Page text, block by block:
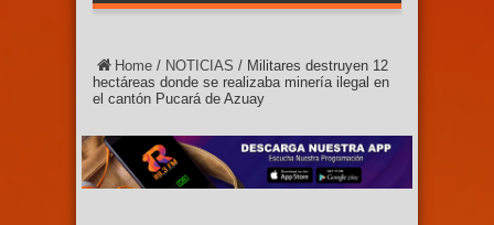
Home / NOTICIAS / Militares destruyen 12
hectáreas donde se realizaba minería ilegal en
el cantón Pucará de Azuay